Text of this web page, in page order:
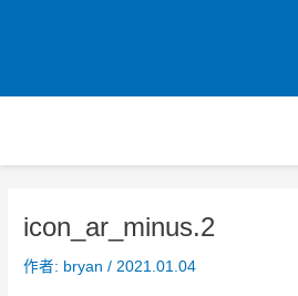
icon_ar_minus.2
作者: bryan/ 2021.01.04